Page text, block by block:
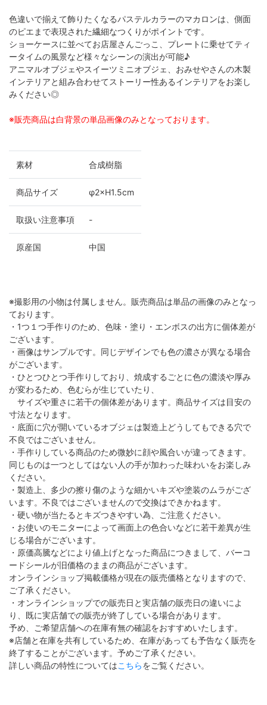
色違いで揃えて飾りたくなるパステルカラーのマカロンは、側面
のピエまで表現された繊細なつくりがポイントです。
ショーケースに並べてお店屋さんごっこ、プレートに乗せてティ
ータイムの風景など様々なシーンの演出が可能♪
アニマルオブジェやスイーツミニオブジェ、おみせやさんの木製
インテリアと組み合わせてストーリー性あるインテリアをお楽し
みください◎
※販売商品は白背景の単品画像のみとなっております。
素材 合成樹脂
商品サイズ φ2×H1.5cm
取扱い注意事項 -
原産国 中国
※撮影用の小物は付属しません。販売商品は単品の画像のみとなっ
ております。
・1つ１つ手作りのため、色味・塗り・エンボスの出方に個体差が
ございます。
・画像はサンプルです。同じデザインでも色の濃さが異なる場合
がございます。
・ひとつひとつ手作りしており、焼成するごとに色の濃淡や厚み
が変わるため、色むらが生じていたり、
サイズや重さに若干の個体差があります。商品サイズは目安の
寸法となります。
・底面に穴が開いているオブジェは製造上どうしてもできる穴で
不良ではございません。
・手作りしている商品のため微妙に顔や風合いが違ってきます。
同じものは一つとしてはない人の手が加わった味わいをお楽しみ
ください。
・製造上、多少の擦り傷のような細かいキズや塗装のムラがござ
います。不良ではございませんので交換はできかねます。
・硬い物が当たるとキズつきやすい為、ご注意ください。
・お使いのモニターによって画面上の色合いなどに若干差異が生
じる場合がございます。
・原価高騰などにより値上げとなった商品につきまして、バーコ
ードシールが旧価格のままの商品がございます。
オンラインショップ掲載価格が現在の販売価格となりますので、
ご了承ください。
・オンラインショップでの販売日と実店舗の販売日の違いによ
り、既に実店舗での販売が終了している場合があります。
予め、ご希望店舗への在庫有無の確認をおすすめいたします。
※店舗と在庫を共有しているため、在庫があっても予告なく販売を
終了することがございます。予めご了承ください。
詳しい商品の特性についてはこちらをご覧ください。